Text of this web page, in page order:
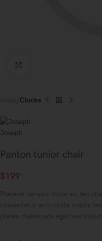
Inicio Clocks
Panton tunior chair
$199
Placerat tempor dolor eu leo
consectetur arcu nulla mattis
platea malesuada eget